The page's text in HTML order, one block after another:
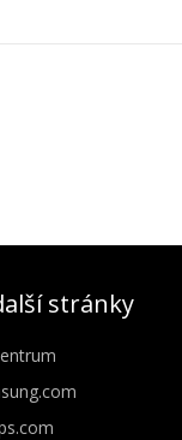
stránky